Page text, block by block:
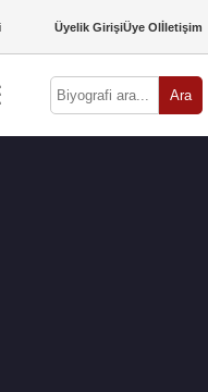
Üyelik GirişiÜye Olİletişim
Ara